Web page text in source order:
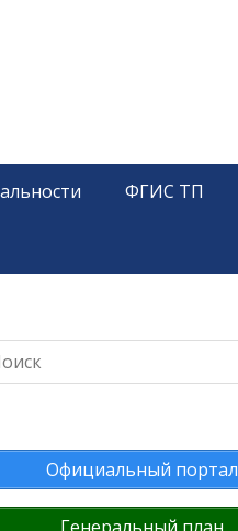
ФГИС ТП
Официальный портал
Генеральный план